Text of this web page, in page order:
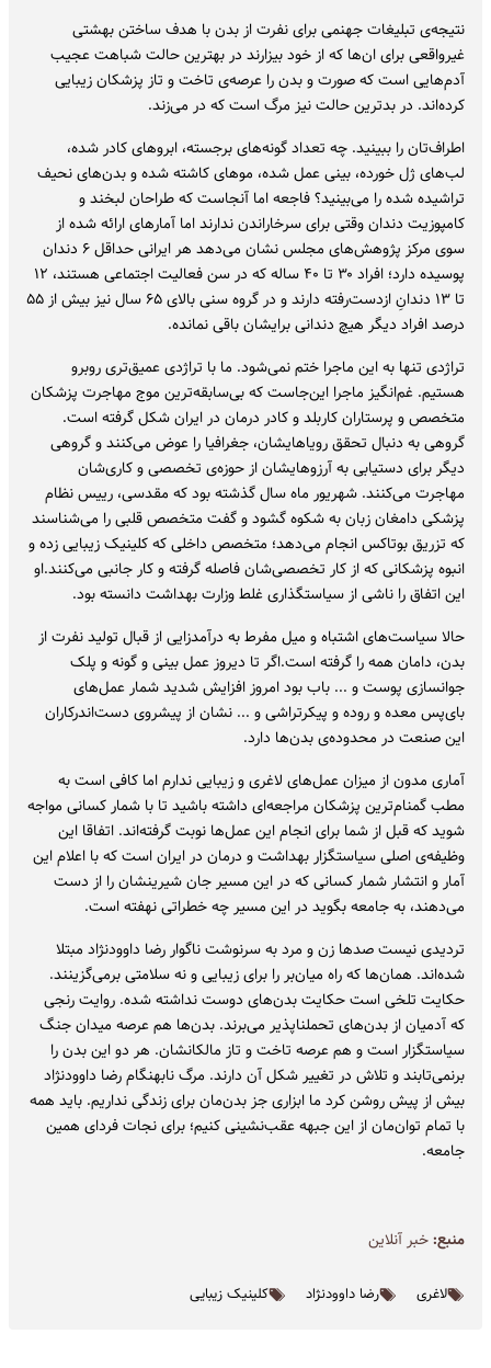
نتیجه‌ی تبلیغات جهنمی برای نفرت از بدن با هدف ساختن بهشتی
غیرواقعی برای ان‌ها که از خود بیزارند در بهترین حالت شباهت عجیب
آدم‌هایی است که صورت و بدن را عرصه‌ی تاخت و تاز پزشکان زیبایی
کرده‌اند. در بدترین حالت نیز مرگ است که در می‌زند.
اطراف‌تان را ببینید. چه تعداد گونه‌های برجسته، ابروهای کادر شده،
لب‌های ژل خورده، بینی عمل شده، موهای کاشته شده و بدن‌های نحیف
تراشیده شده را می‌بینید؟ فاجعه اما آنجاست که طراحان لبخند و
کامپوزیت دندان وقتی برای سرخاراندن ندارند اما آمارهای ارائه شده از
سوی مرکز پژوهش‌های مجلس نشان می‌دهد هر ایرانی حداقل ۶ دندان
پوسیده دارد؛ افراد ۳۰ تا ۴۰ ساله که در سن فعالیت اجتماعی هستند، ۱۲
تا ۱۳ دندانِ ازدست‌رفته دارند و در گروه سنی بالای ۶۵ سال نیز بیش از ۵۵
درصد افراد دیگر هیچ دندانی برایشان باقی نمانده.
تراژدی تنها به این ماجرا ختم نمی‌شود. ما با تراژدی عمیق‌تری روبرو
هستیم. غم‌انگیز ماجرا این‌جاست که بی‌سابقه‌ترین موج مهاجرت پزشکان
متخصص و پرستاران کاربلد و کادر درمان در ایران شکل گرفته است.
گروهی به دنبال تحقق رویاهایشان، جغرافیا را عوض می‌کنند و گروهی
دیگر برای دستیابی به آرزوهایشان از حوزه‌ی تخصصی و کاری‌شان
مهاجرت می‌کنند. شهریور ماه سال گذشته بود که مقدسی، رییس نظام
پزشکی دامغان زبان به شکوه گشود و گفت متخصص قلبی را می‌شناسند
که تزریق بوتاکس انجام می‌دهد؛ متخصص داخلی که کلینیک زیبایی زده و
انبوه پزشکانی که از کار تخصصی‌شان فاصله گرفته و کار جانبی می‌کنند.او
این اتفاق را ناشی از سیاستگذاری غلط وزارت بهداشت دانسته بود.
حالا سیاست‌های اشتباه و میل مفرط به درآمدزایی از قبال تولید نفرت از
بدن‌، دامان همه را گرفته است.اگر تا دیروز عمل بینی و گونه و پلک
جوانسازی پوست و ... باب بود امروز افزایش شدید شمار عمل‌های
بای‌پس معده و روده و پیکرتراشی و ... نشان از پیشروی دست‌اندرکاران
این صنعت در محدوده‌ی بدن‌ها دارد.
آماری مدون از میزان عمل‌های لاغری و زیبایی ندارم اما کافی است به
مطب گمنام‌ترین پزشکان مراجعه‌ای داشته باشید تا با شمار کسانی مواجه
شوید که قبل از شما برای انجام این عمل‌ها نوبت گرفته‌اند. اتفاقا این
وظیفه‌ی اصلی سیاستگزار بهداشت و درمان در ایران است که با اعلام این
آمار و انتشار شمار کسانی که در این مسیر جان شیرینشان را از دست
می‌دهند، به جامعه بگوید در این مسیر چه خطراتی نهفته است.
تردیدی نیست صدها زن و مرد به سرنوشت ناگوار رضا داوودنژاد مبتلا
شده‌اند. همان‌ها که راه میان‌بر را برای زیبایی و نه سلامتی برمی‌گزینند.
حکایت تلخی است حکایت بدن‌های دوست نداشته شده. روایت رنجی
که آدمیان از بدن‌های تحمل‎ناپذیر می‌برند. بدن‌ها هم عرصه میدان جنگ
سیاستگزار است و هم عرصه تاخت و تاز مالکانشان. هر دو این بدن را
برنمی‌تابند و تلاش در تغییر شکل آن دارند. مرگ نابهنگام رضا داوودنژاد
بیش از پیش روشن کرد ما ابزاری جز بدن‌مان برای زندگی نداریم. باید همه
با تمام توان‌مان از این جبهه عقب‌نشینی کنیم؛ برای نجات فردای همین
جامعه.
منبع:خبر آنلاین
لاغری رضا داوودنژاد کلینیک زیبایی